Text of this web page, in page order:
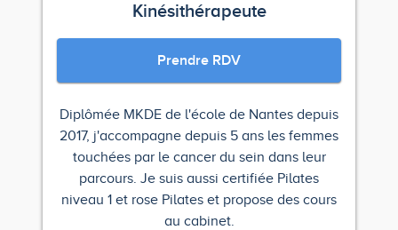
Kinésithérapeute
Prendre RDV
Diplômée MKDE de l'école de Nantes depuis
2017, j'accompagne depuis 5 ans les femmes
touchées par le cancer du sein dans leur
parcours. Je suis aussi certifiée Pilates
niveau 1 et rose Pilates et propose des cours
au cabinet.